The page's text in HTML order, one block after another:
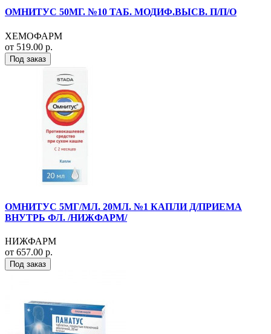
ОМНИТУС 50МГ. №10 ТАБ. МОДИФ.ВЫСВ. П/П/О
ХЕМОФАРМ
от 519.00 р.
Под заказ
ОМНИТУС 5МГ/МЛ. 20МЛ. №1 КАПЛИ Д/ПРИЕМА
ВНУТРЬ ФЛ. /НИЖФАРМ/
НИЖФАРМ
от 657.00 р.
Под заказ